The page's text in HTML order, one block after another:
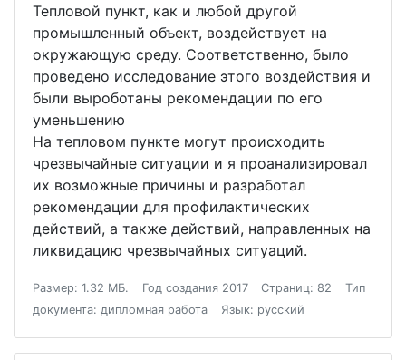
Тепловой пункт, как и любой другой
промышленный объект, воздействует на
окружающую среду. Соответственно, было
проведено исследование этого воздействия и
были выроботаны рекомендации по его
уменьшению
На тепловом пункте могут происходить
чрезвычайные ситуации и я проанализировал
их возможные причины и разработал
рекомендации для профилактических
действий, а также действий, направленных на
ликвидацию чрезвычайных ситуаций.
Размер: 1.32 МБ. Год создания 2017 Страниц: 82
Тип
документа: дипломная работа
Язык: русский